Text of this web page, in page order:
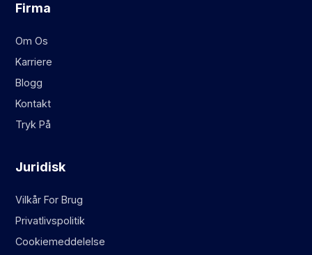
Firma
Om Os
Karriere
Blogg
Kontakt
Tryk På
Juridisk
Vilkår For Brug
Privatlivspolitik
Cookiemeddelelse